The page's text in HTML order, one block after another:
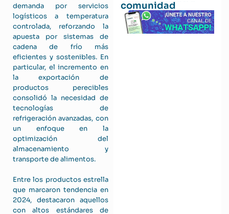
demanda por servicios
logísticos a temperatura
controlada, reforzando la
apuesta por sistemas de
cadena de frío más
eficientes y sostenibles. En
particular, el incremento en
la exportación de
productos perecibles
consolidó la necesidad de
tecnologías de
refrigeración avanzadas, con
un enfoque en la
optimización del
almacenamiento y
transporte de alimentos.
Entre los productos estrella
que marcaron tendencia en
2024, destacaron aquellos
con altos estándares de
comunidad